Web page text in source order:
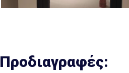
Προδιαγραφές: